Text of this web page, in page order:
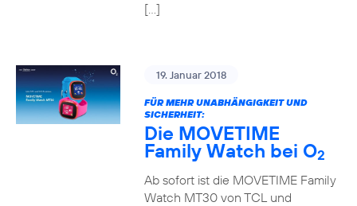
[…]
19. Januar 2018
FÜR MEHR UNABHÄNGIGKEIT UND
SICHERHEIT:
Die MOVETIME
Family Watch bei O2
Ab sofort ist die MOVETIME Family
Watch MT30 von TCL und